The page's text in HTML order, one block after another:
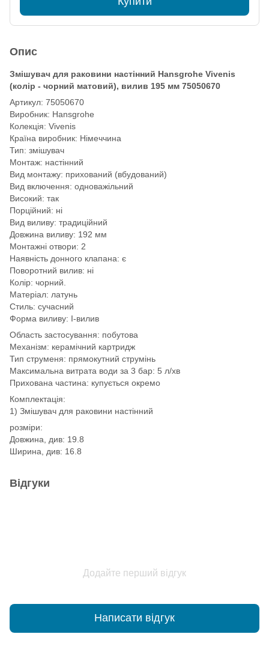
Опис
Змішувач для раковини настінний Hansgrohe Vivenis
(колір - чорний матовий), вилив 195 мм 75050670
Артикул: 75050670
Виробник: Hansgrohe
Колекція: Vivenis
Країна виробник: Німеччина
Тип: змішувач
Монтаж: настінний
Вид монтажу: прихований (вбудований)
Вид включення: одноважільний
Високий: так
Порційний: ні
Вид виливу: традиційний
Довжина виливу: 192 мм
Монтажні отвори: 2
Наявність донного клапана: є
Поворотний вилив: ні
Колір: чорний.
Матеріал: латунь
Стиль: сучасний
Форма виливу: I-вилив
Область застосування: побутова
Механізм: керамічний картридж
Тип струменя: прямокутний струмінь
Максимальна витрата води за 3 бар: 5 л/хв
Прихована частина: купується окремо
Комплектація:
1) Змішувач для раковини настінний
розміри:
Довжина, див: 19.8
Ширина, див: 16.8
Відгуки
Додайте перший відгук
Написати відгук